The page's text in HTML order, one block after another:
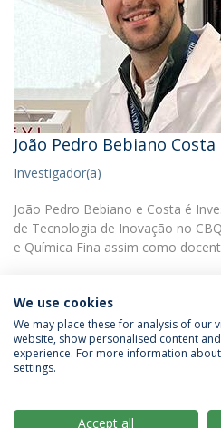
João Pedro Bebiano Costa
Investigador(a)
João Pedro Bebiano e Costa é
de Tecnologia de Inovação no
e Química Fina assim como
Política de Privacidade
We use cookies
We may place these for analysis of our
website, show personalised content
experience. For more information
settings.
Accept all